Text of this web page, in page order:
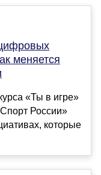
меняется
«Ты в игре»
России»
которые